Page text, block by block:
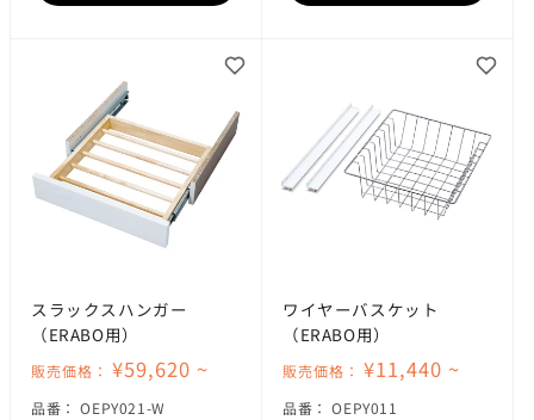
スラックスハンガー
（ERABO用）
販売価格： ¥59,620 ~
品番：SKU:
OEPY021-W
ワイヤーバスケット
（ERABO用）
販売価格： ¥11,440 ~
品番：SKU:
OEPY011